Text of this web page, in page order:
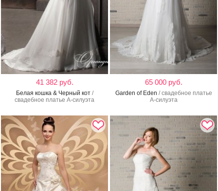
41 382 руб.
Белая кошка & Черный кот/
свадебное платье А-силуэта
65 000 руб.
Garden of Eden / свадебное платье
А-силуэта